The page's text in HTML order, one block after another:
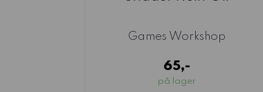
Games Workshop
65,-
på lager